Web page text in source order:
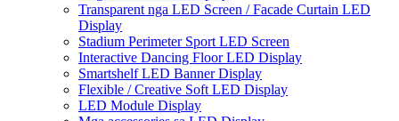
Transparent nga LED Screen / Facade Curtain LED
Display
Stadium Perimeter Sport LED Screen
Interactive Dancing Floor LED Display
Smartshelf LED Banner Display
Flexible / Creative Soft LED Display
LED Module Display